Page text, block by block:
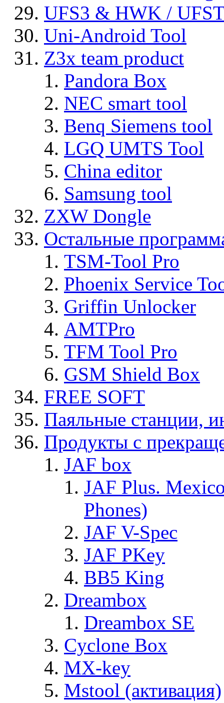
UFS3 & HWK /
Uni-Android Tool
Z3x team product
Pandora Box
NEC smart tool
Benq Siemens tool
LGQ UMTS Tool
China editor
Samsung tool
ZXW Dongle
Остальные
TSM-Tool Pro
Phoenix Service
Griffin Unlocker
AMTPro
TFM Tool Pro
GSM Shield Box
FREE SOFT
Паяльные станции,
Продукты с
JAF box
JAF Plus.
Phones)
JAF V-Spec
JAF PKey
BB5 King
Dreambox
Dreambox SE
Cyclone Box
MX-key
Mstool (активация)